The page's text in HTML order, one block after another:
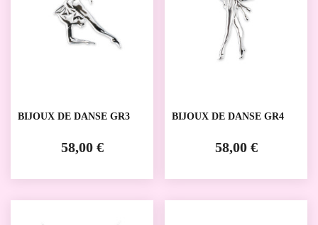
BIJOUX DE DANSE GR3
58,00 €
BIJOUX DE DANSE GR4
58,00 €